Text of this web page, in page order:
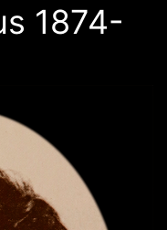
1874-